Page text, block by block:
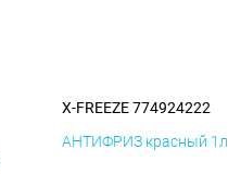
X-FREEZE 774924222
АНТИФРИЗ красный 1л.